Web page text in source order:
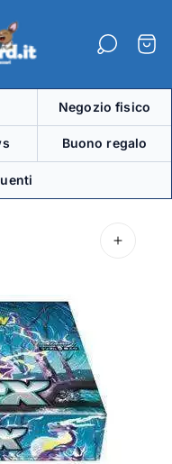
Negozio fisico
Buono regalo